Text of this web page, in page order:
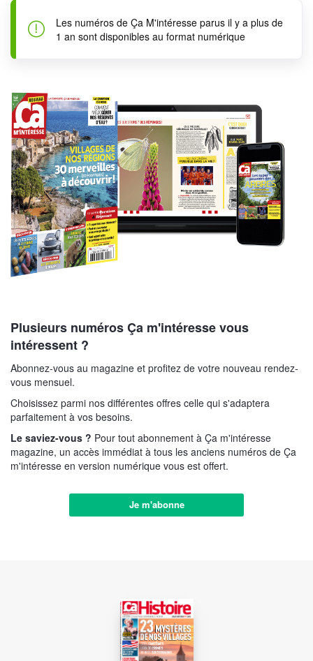
Les numéros de Ça M'intéresse parus il y a plus de
1 an sont disponibles au format numérique
Plusieurs numéros Ça m'intéresse vous
intéressent ?
Abonnez-vous au magazine et profitez de votre nouveau rendez-
vous mensuel.
Choisissez parmi nos différentes offres celle qui s'adaptera
parfaitement à vos besoins.
Le saviez-vous ? Pour tout abonnement à Ça m'intéresse
magazine, un accès immédiat à tous les anciens numéros de Ça
m'intéresse en version numérique vous est offert.
Je m'abonne